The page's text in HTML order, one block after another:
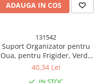
ADAUGA IN COS
131542
Suport Organizator pentru
Oua, pentru Frigider, Verde
transparent, Capacitate 30
40,34 Lei